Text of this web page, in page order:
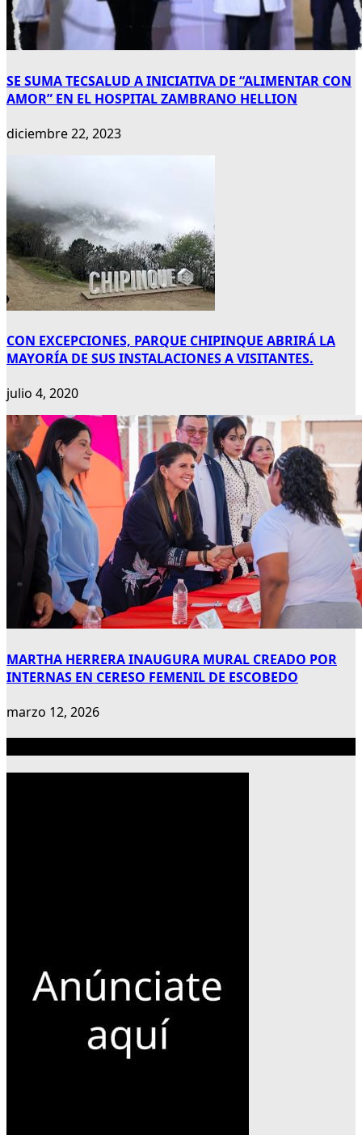
SE SUMA TECSALUD A INICIATIVA DE “ALIMENTAR CON
AMOR” EN EL HOSPITAL ZAMBRANO HELLION
diciembre 22, 2023
CON EXCEPCIONES, PARQUE CHIPINQUE ABRIRÁ LA
MAYORÍA DE SUS INSTALACIONES A VISITANTES.
julio 4, 2020
MARTHA HERRERA INAUGURA MURAL CREADO POR
INTERNAS EN CERESO FEMENIL DE ESCOBEDO
marzo 12, 2026